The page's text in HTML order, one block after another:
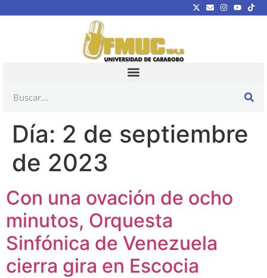
Día: 2 de septiembre
de 2023
Con una ovación de ocho
minutos, Orquesta
Sinfónica de Venezuela
cierra gira en Escocia